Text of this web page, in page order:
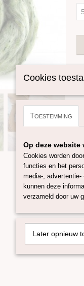
Cookies
Toestemming
Op deze
Cookies worden
functies en het
media-,
kunnen deze
verzameld door uw
Later opnieuw